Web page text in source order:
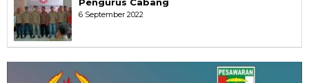
6 September 2022